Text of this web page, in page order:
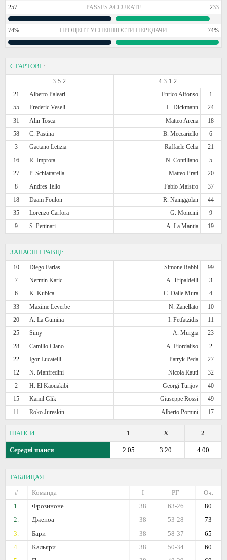
257 PASSES ACCURATE 233
74% ПРОЦЕНТ УСПЕШНОСТИ ПЕРЕДАЧИ 74%
СТАРТОВІ :
3-5-2
4-3-1-2
21
Alberto Paleari Enrico Alfonso
1
55
Frederic Veseli L. Dickmann
24
31
Alin Tosca Matteo Arena
18
58
C. Pastina B. Meccariello
6
3
Gaetano Letizia Raffaele Celia
21
16
R. Improta N. Contiliano
5
27
P. Schiattarella Matteo Prati
20
8
Andres Tello Fabio Maistro
37
18
Daam Foulon R. Nainggolan
44
35
Lorenzo Carfora G. Moncini
9
9
S. Pettinari A. La Mantia 19
ЗАПАСНІ ГРАВЦІ:
10 Diego Farias Simone Rabbi
99
7
Nermin Karic A. Tripaldelli
3
6
K. Kubica C. Dalle Mura
4
33
Maxime Leverbe N. Zanellato
10
20
A. La Gumina I. Fetfatzidis
11
25
Simy A. Murgia
23
28
Camillo Ciano A. Fiordaliso
2
22
Igor Lucatelli Patryk Peda
27
12
N. Manfredini Nicola Rauti
32
2
H. El Kaouakibi Georgi Tunjov
40
15
Kamil Glik Giuseppe Rossi
49
11
Roko Jureskin Alberto Pomini 17
ШАНСИ 2
X
1
Середні шанси 4.00
3.20
2.05
ТАБЛИЦАЯ
#
Команда Оч.
РГ
I
1.
Фрозиноне 80
63-26
38
2.
Дженоа 73
53-28
38
3.
Бари 65
58-37
38
4.
Кальяри 60
50-34
38